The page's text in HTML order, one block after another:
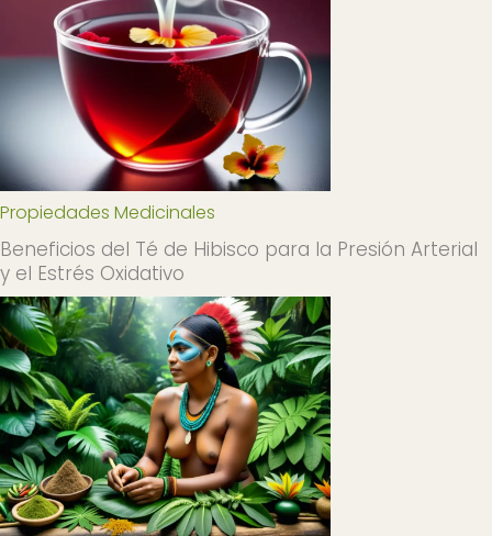
Propiedades Medicinales
Beneficios del Té de Hibisco para la Presión Arterial
y el Estrés Oxidativo